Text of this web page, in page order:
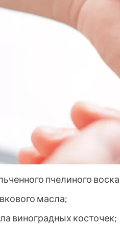
пчелиного
масла;
виноградных косточек;